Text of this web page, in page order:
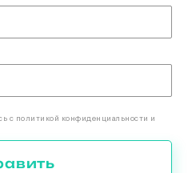
с политикой конфиденциальности и